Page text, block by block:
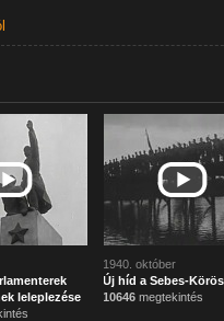
leleplezése
1940. október
Új híd a Sebes-
10646 megtekintés